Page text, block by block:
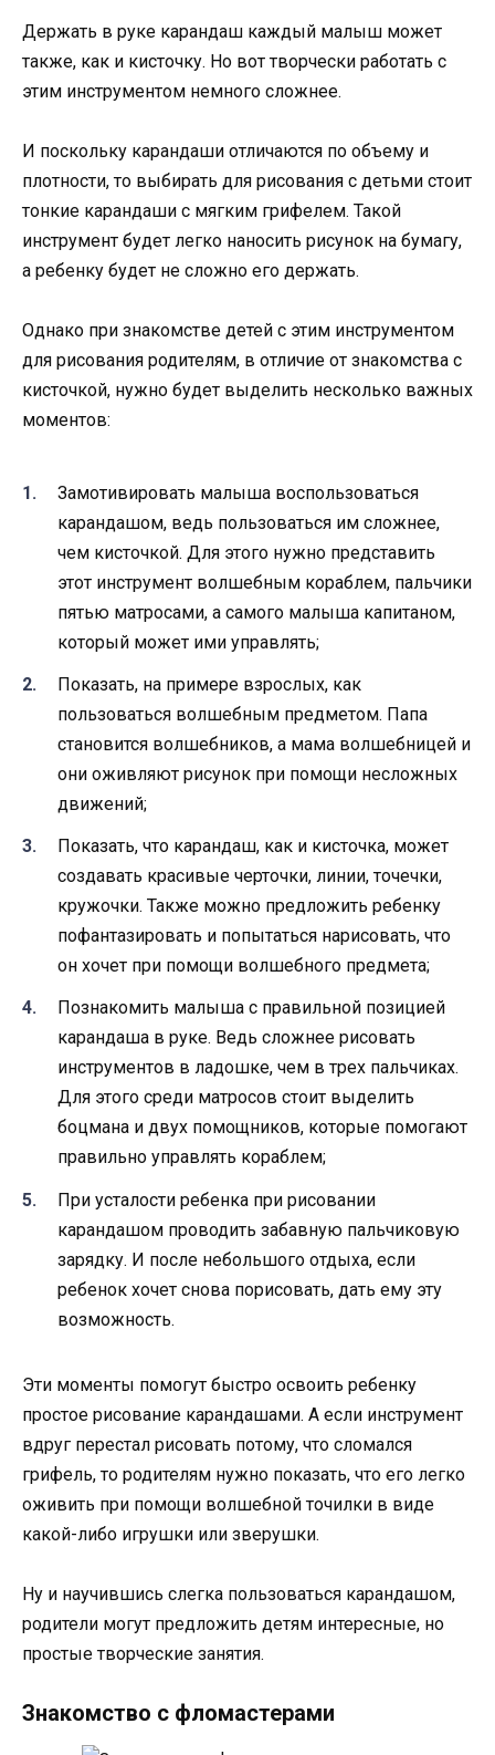
Держать в руке карандаш каждый малыш может
также, как и кисточку. Но вот творчески работать с
этим инструментом немного сложнее.
И поскольку карандаши отличаются по объему и
плотности, то выбирать для рисования с детьми стоит
тонкие карандаши с мягким грифелем. Такой
инструмент будет легко наносить рисунок на бумагу,
а ребенку будет не сложно его держать.
Однако при знакомстве детей с этим инструментом
для рисования родителям, в отличие от знакомства с
кисточкой, нужно будет выделить несколько важных
моментов:
Замотивировать малыша воспользоваться
карандашом, ведь пользоваться им сложнее,
чем кисточкой. Для этого нужно представить
этот инструмент волшебным кораблем, пальчики
пятью матросами, а самого малыша капитаном,
который может ими управлять;
Показать, на примере взрослых, как
пользоваться волшебным предметом. Папа
становится волшебников, а мама волшебницей и
они оживляют рисунок при помощи несложных
движений;
Показать, что карандаш, как и кисточка, может
создавать красивые черточки, линии, точечки,
кружочки. Также можно предложить ребенку
пофантазировать и попытаться нарисовать, что
он хочет при помощи волшебного предмета;
Познакомить малыша с правильной позицией
карандаша в руке. Ведь сложнее рисовать
инструментов в ладошке, чем в трех пальчиках.
Для этого среди матросов стоит выделить
боцмана и двух помощников, которые помогают
правильно управлять кораблем;
При усталости ребенка при рисовании
карандашом проводить забавную пальчиковую
зарядку. И после небольшого отдыха, если
ребенок хочет снова порисовать, дать ему эту
возможность.
Эти моменты помогут быстро освоить ребенку
простое рисование карандашами. А если инструмент
вдруг перестал рисовать потому, что сломался
грифель, то родителям нужно показать, что его легко
оживить при помощи волшебной точилки в виде
какой-либо игрушки или зверушки.
Ну и научившись слегка пользоваться карандашом,
родители могут предложить детям интересные, но
простые творческие занятия.
Знакомство с фломастерами